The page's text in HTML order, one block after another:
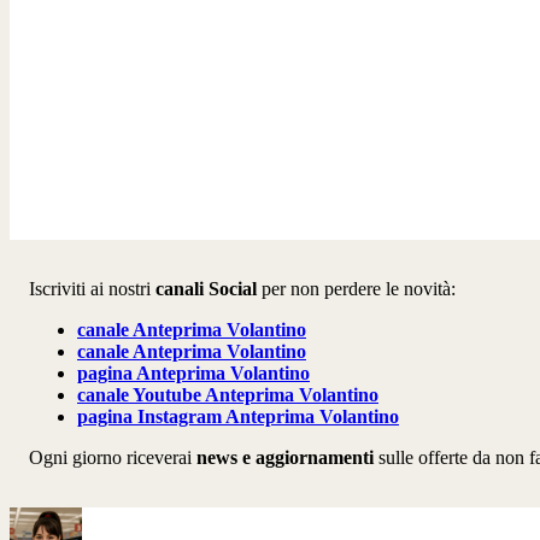
Iscriviti ai nostri canali Social per non perdere le novità:
canale Anteprima Volantino
canale Anteprima Volantino
pagina Anteprima Volantino
canale Youtube Anteprima Volantino
pagina Instagram Anteprima Volantino
Ogni giorno riceverai news e aggiornamenti sulle offerte da non